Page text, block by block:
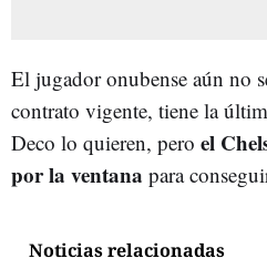
El jugador onubense aún no
contrato vigente, tiene la
Deco lo quieren, pero el
por la ventana para
Noticias relacionadas